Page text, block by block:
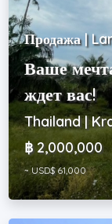
Продажа |
Ваше
ждет вас!
Thailand |
฿ 2,000,000
~ USD$ 61,000